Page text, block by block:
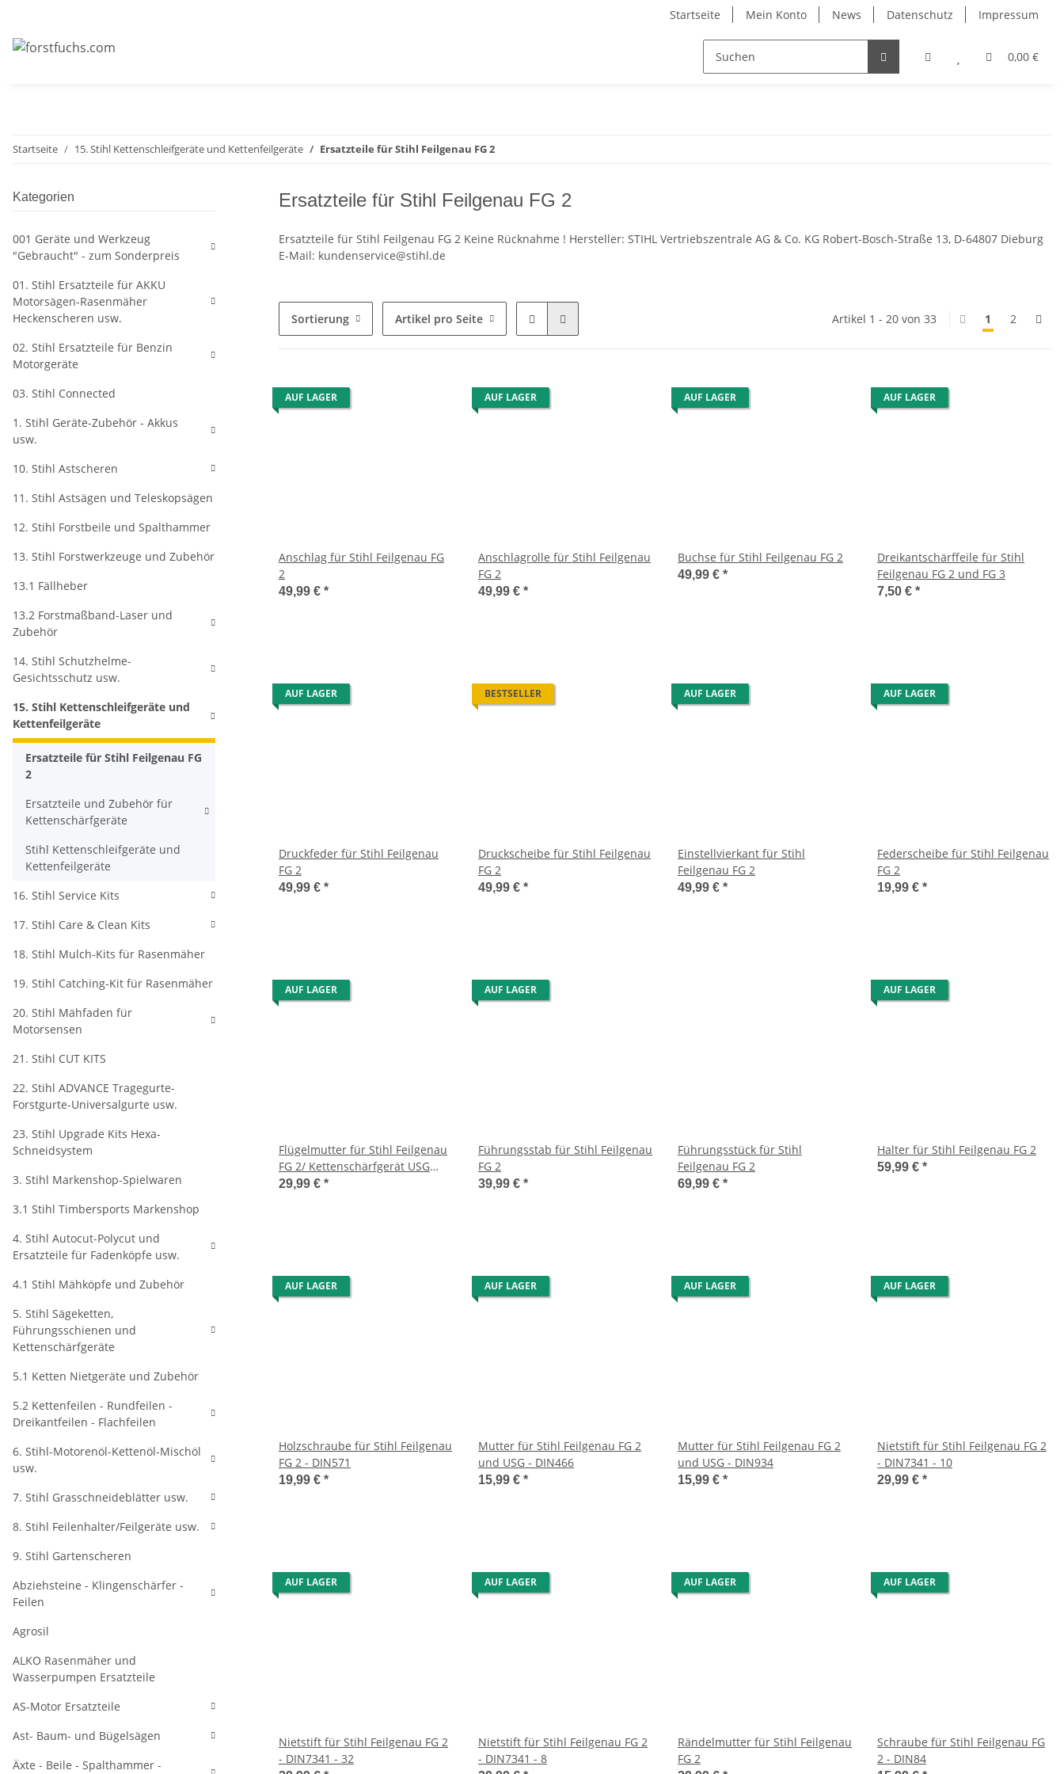
Startseite Mein Konto News Datenschutz Impressum
0,00 €
Startseite 15. Stihl Kettenschleifgeräte und Kettenfeilgeräte Ersatzteile für Stihl Feilgenau FG 2
Ersatzteile für Stihl Feilgenau FG 2
Ersatzteile für Stihl Feilgenau FG 2 Keine Rücknahme ! Hersteller: STIHL Vertriebszentrale AG & Co. KG Robert-Bosch-Straße 13, D-64807 Dieburg
E-Mail: kundenservice@stihl.de
Sortierung Artikel pro Seite Artikel 1 - 20 von 33 1 2
AUF LAGER
Anschlag für Stihl Feilgenau FG
2
49,99 € *
AUF LAGER
Anschlagrolle für Stihl Feilgenau
FG 2
49,99 € *
AUF LAGER
Buchse für Stihl Feilgenau FG 2
49,99 € *
AUF LAGER
Dreikantschärffeile für Stihl
Feilgenau FG 2 und FG 3
7,50 € *
AUF LAGER
Druckfeder für Stihl Feilgenau
FG 2
49,99 € *
BESTSELLER
Druckscheibe für Stihl Feilgenau
FG 2
49,99 € *
AUF LAGER
Einstellvierkant für Stihl
Feilgenau FG 2
49,99 € *
AUF LAGER
Federscheibe für Stihl Feilgenau
FG 2
19,99 € *
AUF LAGER
Flügelmutter für Stihl Feilgenau
FG 2/ Kettenschärfgerät USG
und FCS-KM
29,99 € *
AUF LAGER
Führungsstab für Stihl Feilgenau
FG 2
39,99 € *
Führungsstück für Stihl
Feilgenau FG 2
69,99 € *
AUF LAGER
Halter für Stihl Feilgenau FG 2
59,99 € *
AUF LAGER
Holzschraube für Stihl Feilgenau
FG 2 - DIN571
19,99 € *
AUF LAGER
Mutter für Stihl Feilgenau FG 2
und USG - DIN466
15,99 € *
AUF LAGER
Mutter für Stihl Feilgenau FG 2
und USG - DIN934
15,99 € *
AUF LAGER
Nietstift für Stihl Feilgenau FG 2
- DIN7341 - 10
29,99 € *
AUF LAGER
Nietstift für Stihl Feilgenau FG 2
- DIN7341 - 32
AUF LAGER
Nietstift für Stihl Feilgenau FG 2
- DIN7341 - 8
AUF LAGER
Rändelmutter für Stihl Feilgenau
FG 2
AUF LAGER
Schraube für Stihl Feilgenau FG
2 - DIN84
Kategorien
001 Geräte und Werkzeug
"Gebraucht" - zum Sonderpreis
01. Stihl Ersatzteile für AKKU
Motorsägen-Rasenmäher
Heckenscheren usw.
02. Stihl Ersatzteile für Benzin
Motorgeräte
03. Stihl Connected
1. Stihl Geräte-Zubehör - Akkus
usw.
10. Stihl Astscheren
11. Stihl Astsägen und Teleskopsägen
12. Stihl Forstbeile und Spalthammer
13. Stihl Forstwerkzeuge und Zubehör
13.1 Fällheber
13.2 Forstmaßband-Laser und
Zubehör
14. Stihl Schutzhelme-
Gesichtsschutz usw.
15. Stihl Kettenschleifgeräte und
Kettenfeilgeräte
Ersatzteile für Stihl Feilgenau FG
2
Ersatzteile und Zubehör für
Kettenschärfgeräte
Stihl Kettenschleifgeräte und
Kettenfeilgeräte
16. Stihl Service Kits
17. Stihl Care & Clean Kits
18. Stihl Mulch-Kits für Rasenmäher
19. Stihl Catching-Kit für Rasenmäher
20. Stihl Mähfaden für
Motorsensen
21. Stihl CUT KITS
22. Stihl ADVANCE Tragegurte-
Forstgurte-Universalgurte usw.
23. Stihl Upgrade Kits Hexa-
Schneidsystem
3. Stihl Markenshop-Spielwaren
3.1 Stihl Timbersports Markenshop
4. Stihl Autocut-Polycut und
Ersatzteile für Fadenköpfe usw.
4.1 Stihl Mähköpfe und Zubehör
5. Stihl Sägeketten,
Führungsschienen und
Kettenschärfgeräte
5.1 Ketten Nietgeräte und Zubehör
5.2 Kettenfeilen - Rundfeilen -
Dreikantfeilen - Flachfeilen
6. Stihl-Motorenöl-Kettenöl-Mischöl
usw.
7. Stihl Grasschneideblätter usw.
8. Stihl Feilenhalter/Feilgeräte usw.
9. Stihl Gartenscheren
Abziehsteine - Klingenschärfer -
Feilen
Agrosil
ALKO Rasenmäher und
Wasserpumpen Ersatzteile
AS-Motor Ersatzteile
Ast- Baum- und Bügelsägen
Äxte - Beile - Spalthammer -